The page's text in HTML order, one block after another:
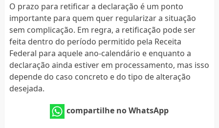
O prazo para retificar a declaração é um ponto
importante para quem quer regularizar a situação
sem complicação. Em regra, a retificação pode ser
feita dentro do período permitido pela Receita
Federal para aquele ano-calendário e enquanto a
declaração ainda estiver em processamento, mas isso
depende do caso concreto e do tipo de alteração
desejada.
compartilhe no WhatsApp